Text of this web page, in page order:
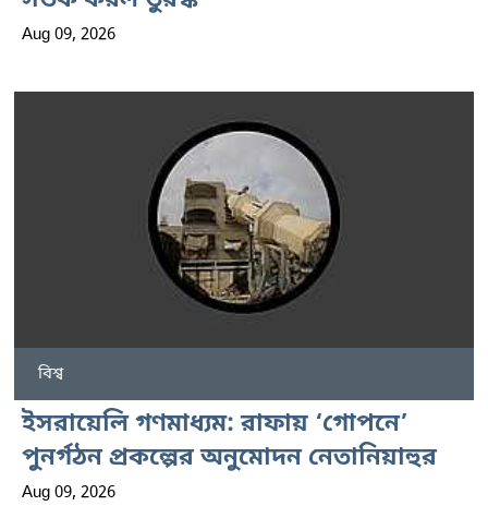
Aug 09, 2026
বিশ্ব
ইসরায়েলি গণমাধ্যম: রাফায় ‘গোপনে’
পুনর্গঠন প্রকল্পের অনুমোদন নেতানিয়াহুর
Aug 09, 2026